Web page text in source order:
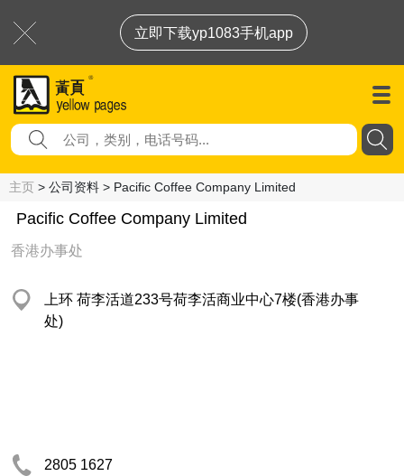
立即下载yp1083手机app
主页 > 公司资料 > Pacific Coffee Company Limited
Pacific Coffee Company Limited
香港办事处
上环 荷李活道233号荷李活商业中心7楼(香港办事
处)
2805 1627